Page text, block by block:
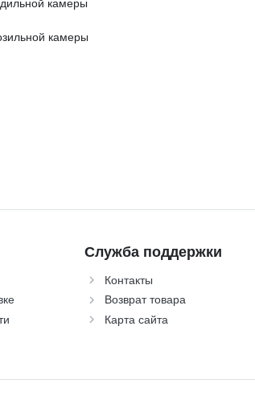
камеры
камеры
Служба поддержки
Контакты
Возврат товара
Карта сайта